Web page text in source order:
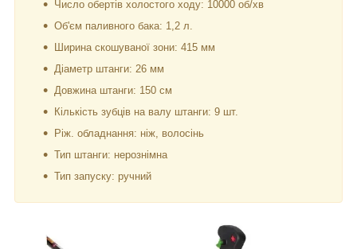
Число обертів холостого ходу: 10000 об/хв
Об'єм паливного бака: 1,2 л.
Ширина скошуваної зони: 415 мм
Діаметр штанги: 26 мм
Довжина штанги: 150 см
Кількість зубців на валу штанги: 9 шт.
Ріж. обладнання: ніж, волосінь
Тип штанги: нерознімна
Тип запуску: ручний